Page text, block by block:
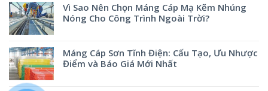
Vì Sao Nên Chọn Máng Cáp Mạ Kẽm Nhúng
Nóng Cho Công Trình Ngoài Trời?
Máng Cáp Sơn Tĩnh Điện: Cấu Tạo, Ưu Nhược
Điểm và Báo Giá Mới Nhất